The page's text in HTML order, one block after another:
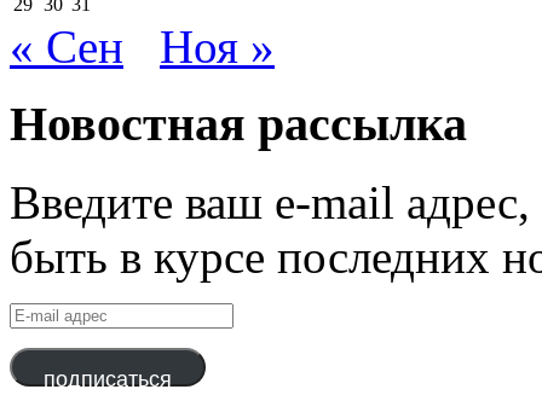
« Сен Ноя »
Новостная рассылка
Введите ваш e-mail
быть в курсе последних
E-
mail
адрес
подписаться